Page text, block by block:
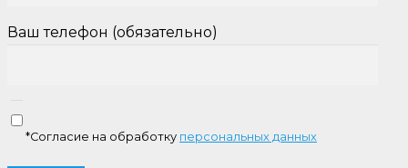
Ваш телефон (обязательно)
*Согласие на обработку персональных данных